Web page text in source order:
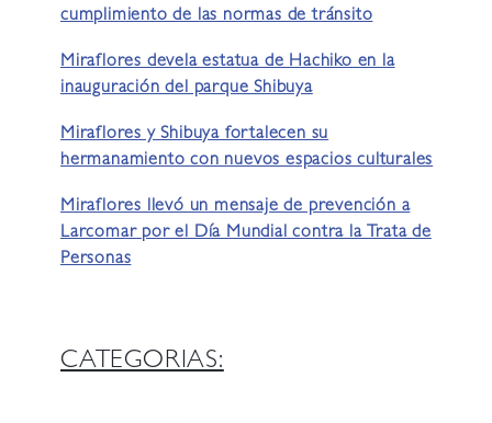
cumplimiento de las normas de tránsito
Miraflores devela estatua de Hachiko en la
inauguración del parque Shibuya
Miraflores y Shibuya fortalecen su
hermanamiento con nuevos espacios culturales
Miraflores llevó un mensaje de prevención a
Larcomar por el Día Mundial contra la Trata de
Personas
CATEGORIAS: